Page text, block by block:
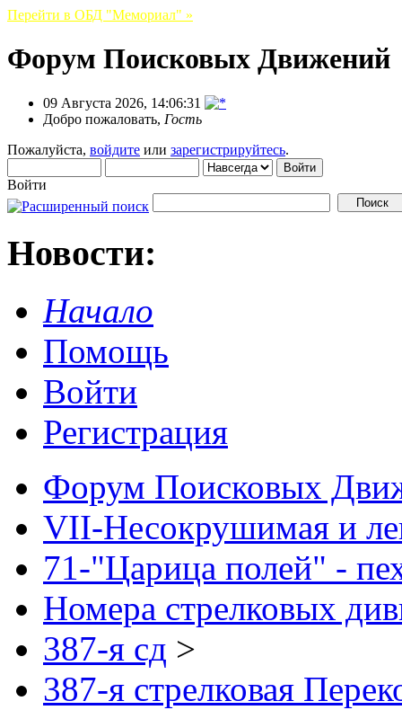
Перейти в ОБД "Мемориал" »
Форум Поисковых Движений
09 Августа 2026, 14:06:31
Добро пожаловать, Гость
Пожалуйста, войдите или зарегистрируйтесь.
Войти
Новости:
Начало
Помощь
Войти
Регистрация
Форум Поисковых
VII-Несокрушимая и
71-"Царица полей" -
Номера стрелковых
387-я сд >
387-я стрелковая